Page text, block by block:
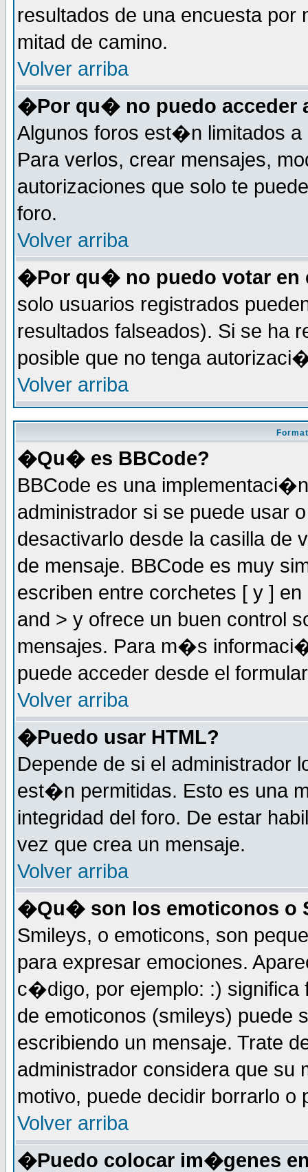
resultados de una encuesta
mitad de camino.
Volver arriba
�Por qu� no puedo acceder
Algunos foros est�n limitados
Para verlos, crear mensajes,
autorizaciones que solo te
foro.
Volver arriba
�Por qu� no puedo votar en
solo usuarios registrados
resultados falseados). Si se ha
posible que no tenga
Volver arriba
�Qu� es BBCode?
BBCode es una
administrador si se puede usar
desactivarlo desde la casilla de
de mensaje. BBCode es muy
escriben entre corchetes [ y ]
and > y ofrece un buen control
mensajes. Para m�s
puede acceder desde el
Volver arriba
�Puedo usar HTML?
Depende de si el
est�n permitidas. Esto es una
integridad del foro. De estar
vez que crea un mensaje.
Volver arriba
�Qu� son los emoticonos o
Smileys, o emoticons, son
para expresar emociones.
c�digo, por ejemplo: :) significa
de emoticonos (smileys)
escribiendo un mensaje. Trate
administrador considera que su
motivo, puede decidir borrarlo o
Volver arriba
�Puedo colocar im�genes